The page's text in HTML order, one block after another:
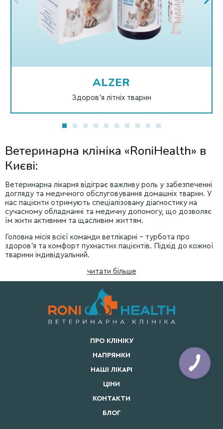
ALZER
Здоров’я літніх тварин
Ветеринарна клініка «RoniHealth» в
Києві:
Ветеринарна лікарня відіграє важливу роль у забезпеченні
догляду та медичного обслуговування домашніх тварин. У
нас пацієнти отримують спеціалізовану діагностику на
сучасному обладнанні та медичну допомогу, що дозволяє
їм жити активним та щасливим життям.
Головна місія всієї команди ветлікарні – турбота про
здоров’я та комфорт пухнастих пацієнтів. Підхід до кожної
тварини індивідуальний.
читати більше
ПРО КЛІНІКУ
НАПРЯМКИ
НАШІ ЛІКАРІ
ЦІНИ
КОНТАКТИ
БЛОГ